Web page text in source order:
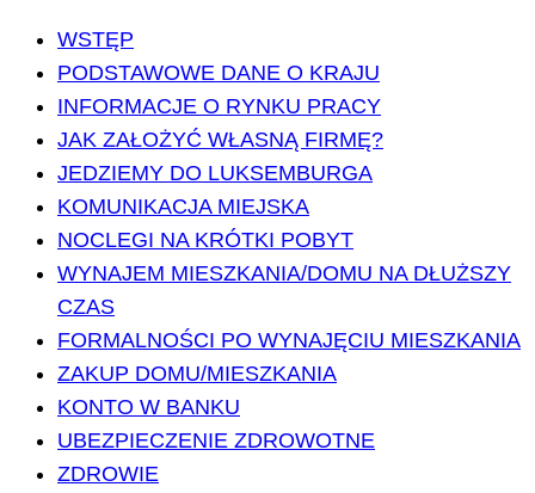
WSTĘP
PODSTAWOWE DANE O KRAJU
INFORMACJE O RYNKU PRACY
JAK ZAŁOŻYĆ WŁASNĄ FIRMĘ?
JEDZIEMY DO LUKSEMBURGA
KOMUNIKACJA MIEJSKA
NOCLEGI NA KRÓTKI POBYT
WYNAJEM MIESZKANIA/DOMU NA DŁUŻSZY
CZAS
FORMALNOŚCI PO WYNAJĘCIU MIESZKANIA
ZAKUP DOMU/MIESZKANIA
KONTO W BANKU
UBEZPIECZENIE ZDROWOTNE
ZDROWIE